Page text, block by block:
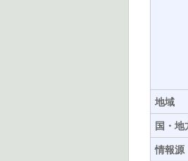
地域
国・地
情報源